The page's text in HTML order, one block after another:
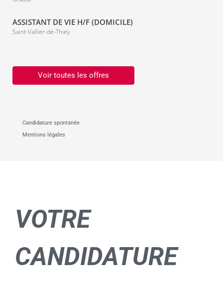
ASSISTANT DE VIE H/F (DOMICILE)
Saint-Vallier-de-Thiey
Voir toutes les offres
Candidature spontanée
Mentions légales
VOTRE
CANDIDATURE